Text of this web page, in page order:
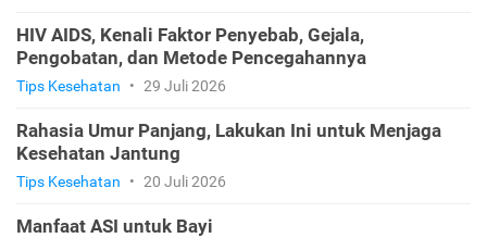
HIV AIDS, Kenali Faktor Penyebab, Gejala,
Pengobatan, dan Metode Pencegahannya
Tips Kesehatan • 29 Juli 2026
Rahasia Umur Panjang, Lakukan Ini untuk Menjaga
Kesehatan Jantung
Tips Kesehatan • 20 Juli 2026
Manfaat ASI untuk Bayi